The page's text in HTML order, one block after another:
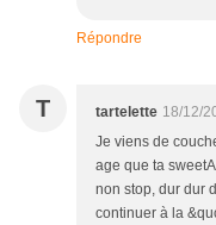
Répondre
T tartelette 18/12/
Je viens de
age que ta
non stop, dur dur
continuer à la